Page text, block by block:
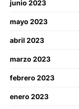
junio 2023
mayo 2023
abril 2023
marzo 2023
febrero 2023
enero 2023